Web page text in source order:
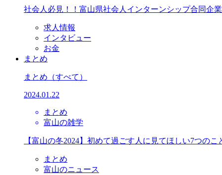
社会人必見！！富山県社会人インターンシップ合同企
求人情報
インタビュー
お金
まとめ
まとめ （すべて）
2024.01.22
まとめ
富山の雑学
【富山の冬2024】初めて過ごす人に見てほしい7つのこ
まとめ
富山のニュース